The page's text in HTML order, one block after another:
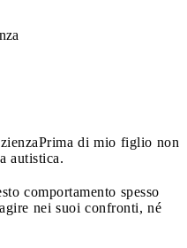
Prima di mio figlio non
autistica.
comportamento spesso
nei suoi confronti, né